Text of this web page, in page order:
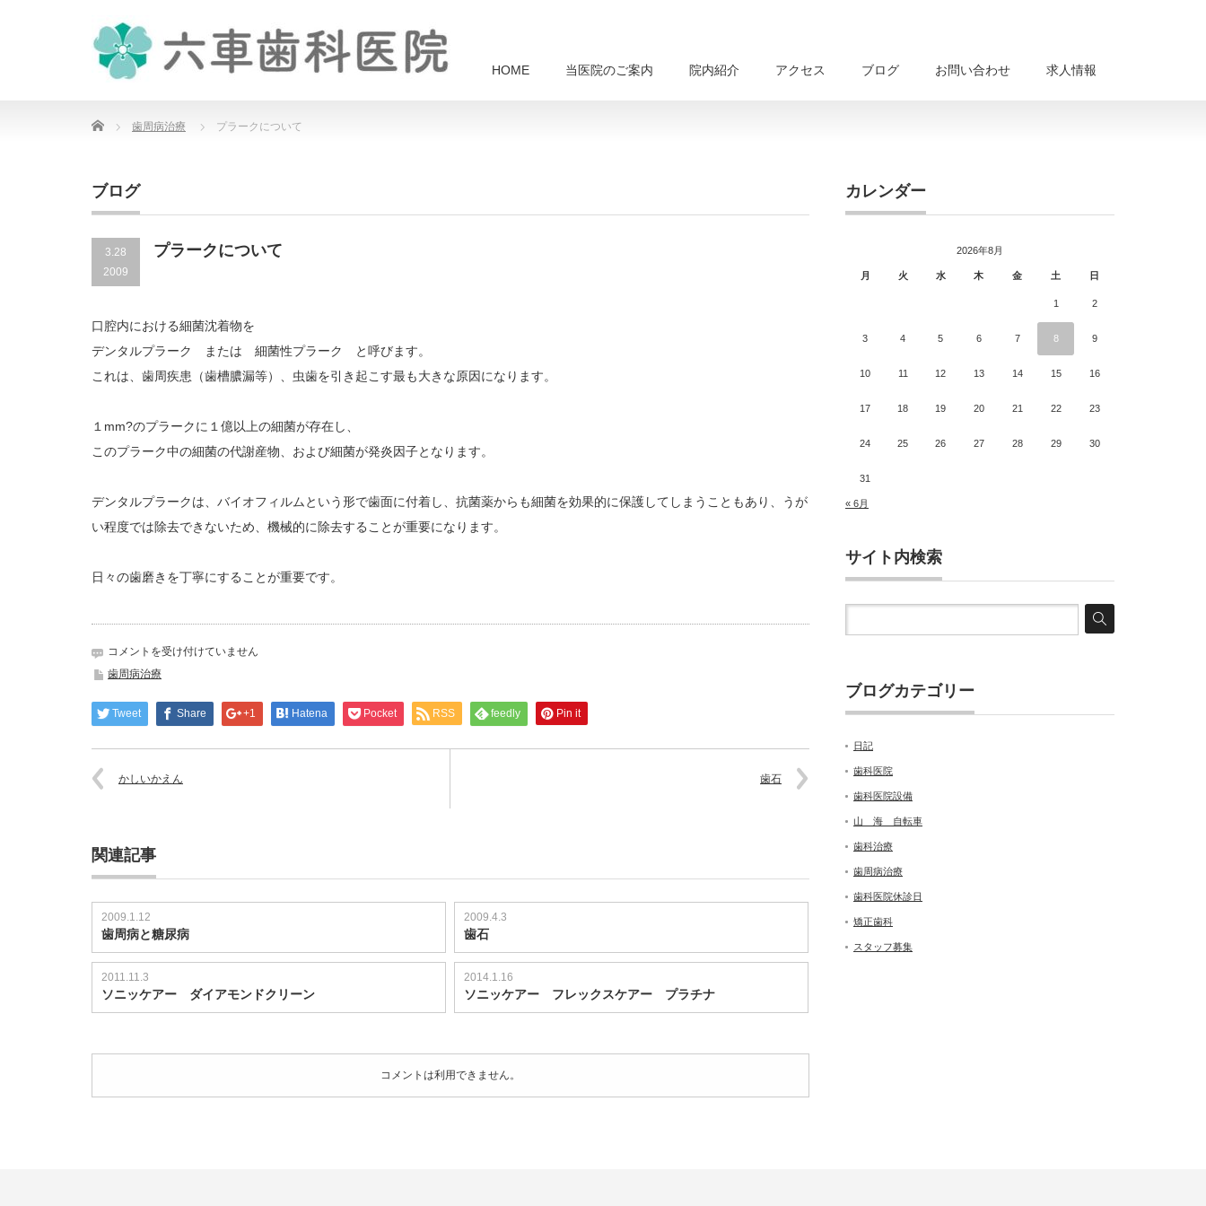
HOME 当医院のご案内 院内紹介 アクセス ブログ お問い合わせ 求人情報
Home 歯周病治療 プラークについて
ブログ
3.28
2009
プラークについて
口腔内における細菌沈着物を
デンタルプラーク または 細菌性プラーク と呼びます。
これは、歯周疾患（歯槽膿漏等）、虫歯を引き起こす最も大きな原因になります。
１mm?のプラークに１億以上の細菌が存在し、
このプラーク中の細菌の代謝産物、および細菌が発炎因子となります。
デンタルプラークは、バイオフィルムという形で歯面に付着し、抗菌薬からも細菌を効果的に保護してしまうこともあり、うが
い程度では除去できないため、機械的に除去することが重要になります。
日々の歯磨きを丁寧にすることが重要です。
プ
ラ
ク
に
い
コメントを受け付けていません
歯周病治療
Tweet Share +1 Hatena Pocket RSS feedly Pin it
かしいかえん 歯石
関連記事
2009.1.12
歯周病と糖尿病
2009.4.3
歯石
2011.11.3
ソニッケアー ダイアモンドクリーン
2014.1.16
ソニッケアー フレックスケアー プラチナ
コメントは利用できません。
カレンダー
2026年8月
月 火 水 木 金 土 日
1 2
3 4 5 6 7 8 9
10 11 12 13 14 15 16
17 18 19 20 21 22 23
24 25 26 27 28 29 30
31
« 6月
サイト内検索
ブログカテゴリー
日記
歯科医院
歯科医院設備
山 海 自転車
歯科治療
歯周病治療
歯科医院休診日
矯正歯科
スタッフ募集